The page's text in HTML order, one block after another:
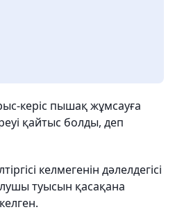
керіс пышақ жұмсауға
қайтыс болды, деп
келмегенін дәлелдегісі
туысын қасақана